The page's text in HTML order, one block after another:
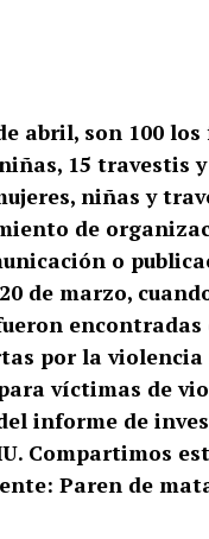
abril, son 100
15 travestis
niñas y
de
o
de marzo,
encontradas
por la violencia
víctimas de
informe de
Compartimos
Paren de